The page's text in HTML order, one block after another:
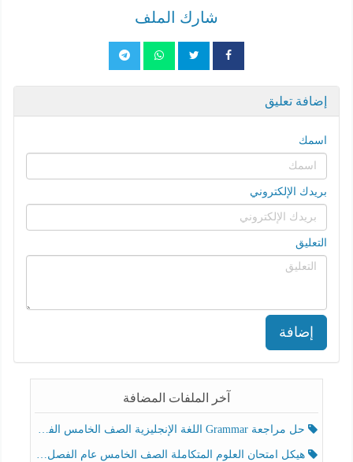
شارك الملف
إضافة تعليق
اسمك
بريدك الإلكتروني
التعليق
إضافة
آخر الملفات المضافة
حل مراجعة Grammar اللغة الإنجليزية الصف الخامس الفصل الثالث
هيكل امتحان العلوم المتكاملة الصف الخامس عام الفصل الدراسي الثالث 2025-2026